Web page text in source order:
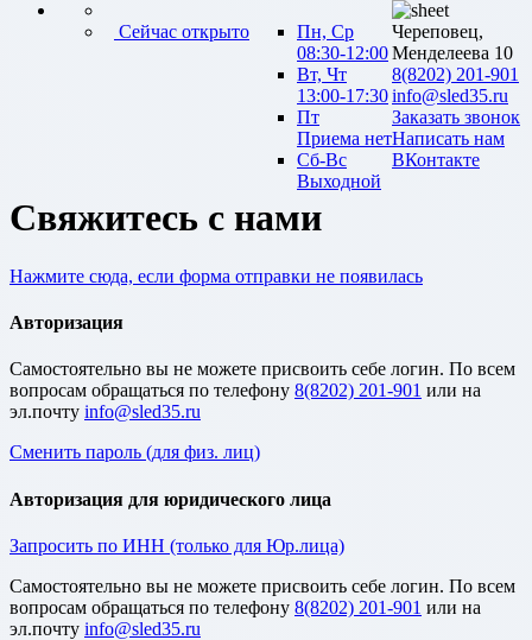
Сейчас открыто
Пн, Ср
08:30-12:00
Вт, Чт
13:00-17:30
Пт
Приема нет
Сб-Вс
Выходной
Череповец,
Менделеева 10
8(8202) 201-901
info@sled35.ru
Заказать звонок
Написать нам
ВКонтакте
Свяжитесь с нами
Нажмите сюда, если форма отправки не появилась
Авторизация
Cамостоятельно вы не можете присвоить себе логин. По всем
вопросам обращаться по телефону 8(8202) 201-901 или на
эл.почту
Сменить пароль (для физ. лиц)
Авторизация для юридического лица
Запросить по ИНН (только для Юр.лица)
Cамостоятельно вы не можете присвоить себе логин. По всем
вопросам обращаться по телефону 8(8202) 201-901 или на
эл.почту